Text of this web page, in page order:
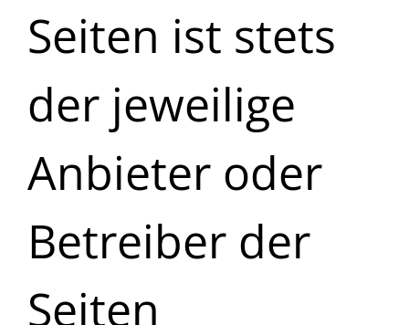
Seiten ist stets
der jeweilige
Anbieter oder
Betreiber der
Seiten